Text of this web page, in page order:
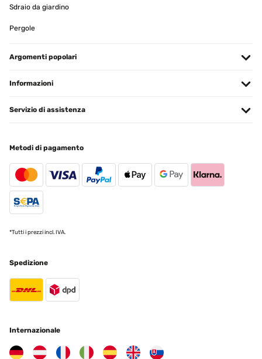
Sdraio da giardino
Pergole
Argomenti popolari
Informazioni
Servizio di assistenza
Metodi di pagamento
*Tutti i prezzi incl. IVA.
Spedizione
Internazionale